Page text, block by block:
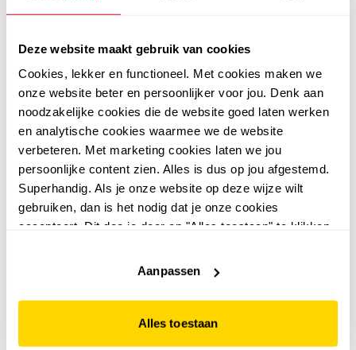
Deze website maakt gebruik van cookies
Cookies, lekker en functioneel. Met cookies maken we
onze website beter en persoonlijker voor jou. Denk aan
noodzakelijke cookies die de website goed laten werken
en analytische cookies waarmee we de website
verbeteren. Met marketing cookies laten we jou
persoonlijke content zien. Alles is dus op jou afgestemd.
Superhandig. Als je onze website op deze wijze wilt
gebruiken, dan is het nodig dat je onze cookies
accepteert. Dit doe je door op "Alles toestaan" te klikken.
website niet optimaal functioneert.
Aanpassen
Alles toestaan